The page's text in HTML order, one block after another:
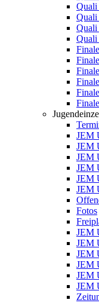
Quali
JEM
JEM
JEM
JEM
JEM
JEM
Fotos
JEM
JEM
JEM
JEM
JEM
JEM